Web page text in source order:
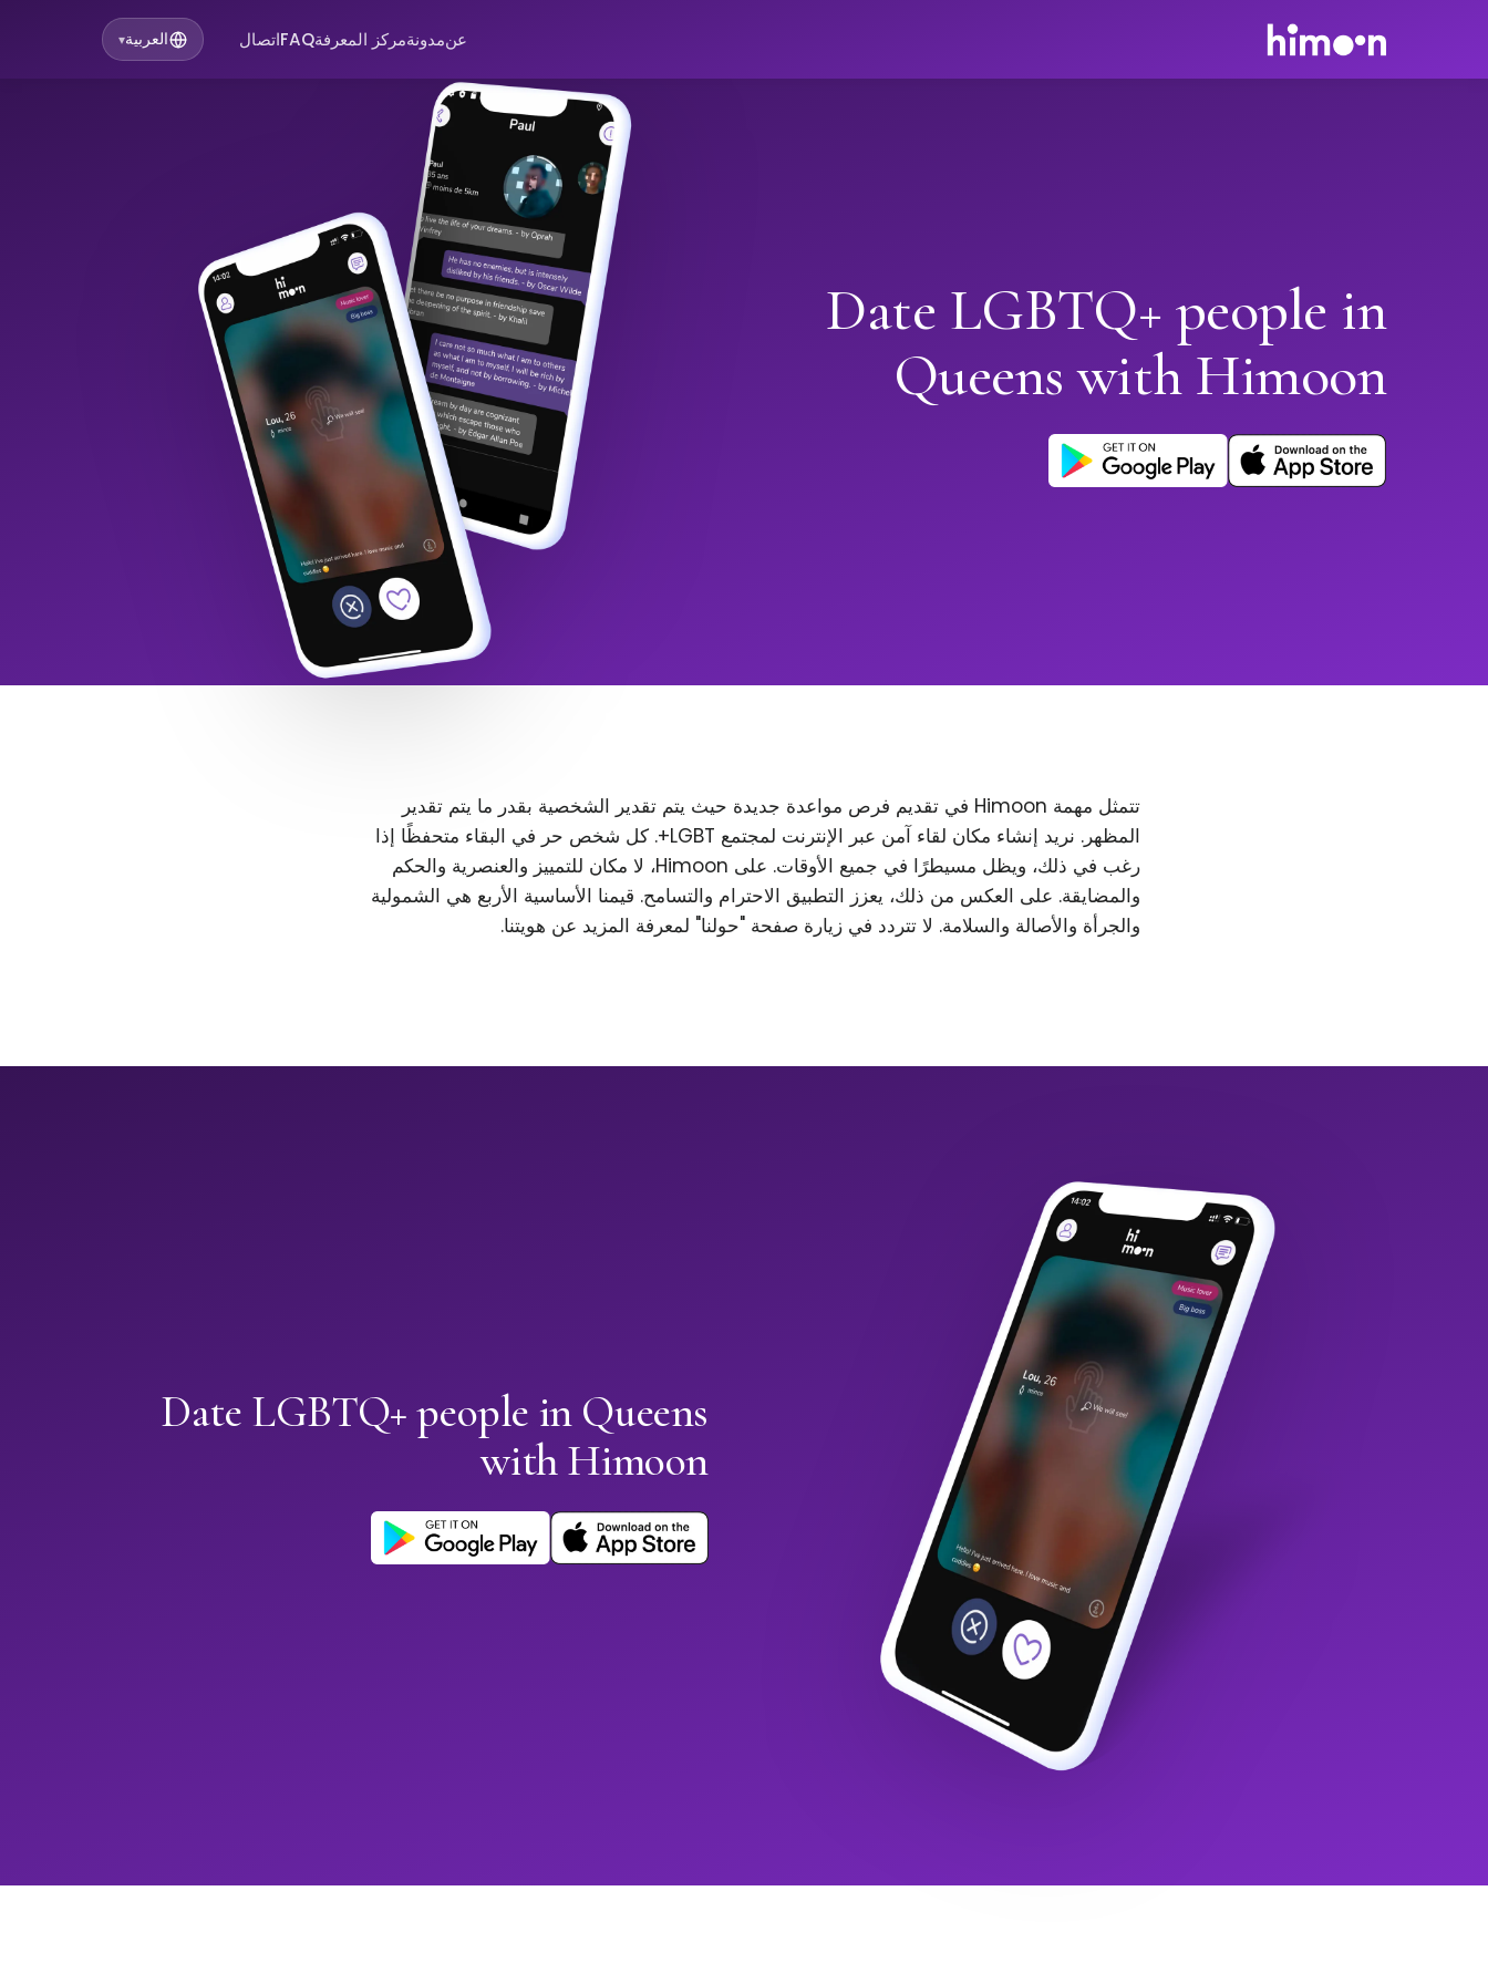
عنمدونةمركز المعرفةFAQاتصال العربية▾
Date LGBTQ+ people in
Queens with Himoon
تتمثل مهمة Himoon في تقديم فرص مواعدة جديدة حيث يتم تقدير الشخصية بقدر ما يتم تقدير
المظهر. نريد إنشاء مكان لقاء آمن عبر الإنترنت لمجتمع LGBT+. كل شخص حر في البقاء متحفظًا إذا
رغب في ذلك، ويظل مسيطرًا في جميع الأوقات. على Himoon، لا مكان للتمييز والعنصرية والحكم
والمضايقة. على العكس من ذلك، يعزز التطبيق الاحترام والتسامح. قيمنا الأساسية الأربع هي الشمولية
والجرأة والأصالة والسلامة. لا تتردد في زيارة صفحة "حولنا" لمعرفة المزيد عن هويتنا.
Date LGBTQ+ people in Queens
with Himoon